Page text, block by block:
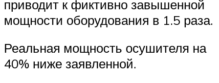
приводит к фиктивно завышенной
мощности оборудования в 1.5 раза.
Реальная мощность осушителя на
40% ниже заявленной.